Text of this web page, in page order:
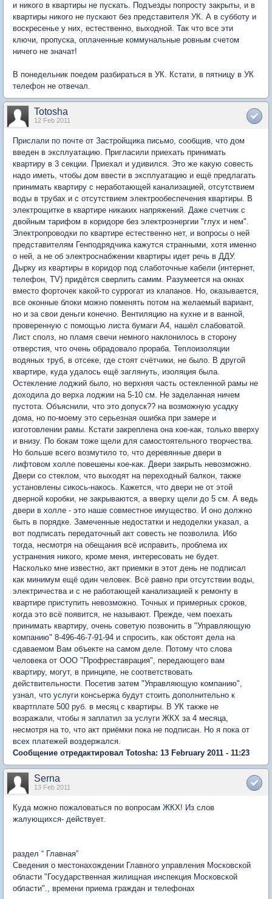
и никого в квартиры не пускать. Подъезды попросту закрыты, и в
квартиры никого не пускают без представителя УК. А в субботу и
воскресенье у них, естественно, выходной. Так что все эти
ключи, пропуска, оплаченные коммунальные ровным счетом
ничего не значат!
В понедельник поедем разбираться в УК. Кстати, в пятницу в УК
телефон не отвечал.
Totosha
12 Feb 2011
Прислали по почте от Застройщика письмо, сообщив, что дом
введен в эксплуатацию. Пригласили приехать принимать
квартиру в 3 секции. Приехал и удивился. Это же какую совесть
надо иметь, чтобы дом ввести в эксплуатацию и ещё предлагать
принимать квартиру с неработающей канализацией, отсутствием
воды в трубах и с отсутствием электрообеспечения квартиры. В
электрощитке в квартире никаких напряжений. Даже счетчик с
двойным тарифом в коридоре без электроэнергии "глух и нем".
Электропроводки по квартире естественно нет, и вопросы о ней
представителям Генподрядчика кажутся странными, хотя именно
о ней, а не об электроснабжении квартиры идет речь в ДДУ.
Дырку из квартиры в коридор под слаботочные кабели (интернет,
телефон, ТV) придётся сверлить самим. Разумеется на окнах
вместо форточек какой-то суррогат из клапанов. Но, оказывается,
все оконные блоки можно поменять потом на желаемый вариант,
но и за свои деньги конечно. Вентиляцию на кухне и в ванной,
проверенную с помощью листа бумаги А4, нашёл слабоватой.
Лист сполз, но пламя свечи немного наклонилось в сторону
отверстия, что очень обрадовало прораба. Теплоизоляции
водяных труб, в отсеке, где стоят счётчики, не было. В другой
квартире, куда удалось ещё заглянуть, изоляция была.
Остекление лоджий было, но верхняя часть остекленной рамы не
доходила до верха лоджии на 5-10 см. Не заделанная ничем
пустота. Объяснили, что это допуск?? на возможную усадку
дома, но по-моему это серьезная ошибка при замере и
изготовлении рамы. Кстати закреплена она кое-как, только вверху
и внизу. По бокам тоже щели для самостоятельного творчества.
Но больше всего возмутило то, что деревянные двери в
лифтовом холле повешены кое-как. Двери закрыть невозможно.
Двери со стеклом, что выходят на переходный балкон, также
установлены сикось-накось. Кажется, что двери не от этой
дверной коробки, не закрываются, а вверху щели до 5 см. А ведь
двери в холле - это наше совместное имущество. И оно должно
быть в порядке. Замеченные недостатки и недоделки указал, а
вот подписать передаточный акт совесть не позволила. Ибо
тогда, несмотря на обещания всё исправить, проблема их
устранения никого, кроме меня, интересовать не будет.
Насколько мне известно, акт приемки в этот день не подписал
как минимум ещё один человек. Всё равно при отсутствии воды,
электричества и с не работающей канализацией к ремонту в
квартире приступить невозможно. Точных и примерных сроков,
когда это всё появится, не называют. Прежде, чем поехать
принимать квартиру, очень советую позвонить в "Управляющую
компанию" 8-496-46-7-91-94 и спросить, как обстоят дела на
сдаваемом Вам объекте на самом деле. Потому что слова
человека от ООО "Профреставрация", передающего вам
квартиру, могут, в принципе, не соответствовать
действительности. Посетив затем "Управляющую компанию",
узнал, что услуги консьержа будут стоить дополнительно к
квартплате 500 руб. в месяц с квартиры. В УК также не
возражали, чтобы я заплатил за услуги ЖКХ за 4 месяца,
несмотря на то, что акт приёмки пока не подписан. Но я пока от
всех платежей воздержался.
Сообщение отредактировал Totosha: 13 February 2011 - 11:23
Serna
13 Feb 2011
Куда можно пожаловаться по вопросам ЖКХ! Из слов
жалующихся- действует.
раздел “ Главная”
Сведения о местонахождении Главного управления Московской
области "Государственная жилищная инспекция Московской
области"., времени приема граждан и телефонах